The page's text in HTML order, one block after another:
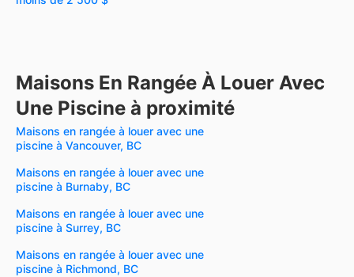
Maisons En Rangée À Louer Avec
Une Piscine à proximité
Maisons en rangée à louer avec une
piscine à Vancouver, BC
Maisons en rangée à louer avec une
piscine à Burnaby, BC
Maisons en rangée à louer avec une
piscine à Surrey, BC
Maisons en rangée à louer avec une
piscine à Richmond, BC